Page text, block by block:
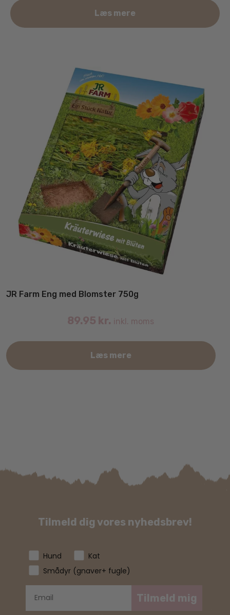
Læs mere
JR Farm Eng med Blomster 750g
89.95 kr. inkl. moms
Læs mere
Tilmeld dig vores nyhedsbrev!
Hund
Kat
Smådyr (gnaver+ fugle)
Tilmeld mig